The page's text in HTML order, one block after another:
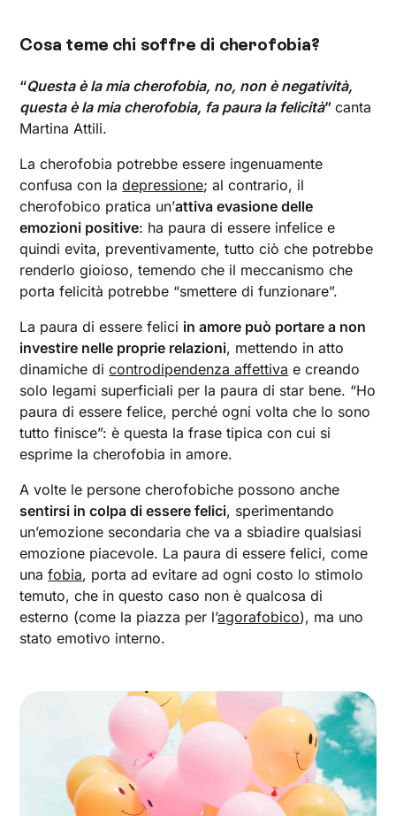
Cosa teme chi soffre di cherofobia?
“Questa è la mia cherofobia, no, non è negatività,
questa è la mia cherofobia, fa paura la felicità”canta
Martina Attili.
La cherofobia potrebbe essere ingenuamente
confusa con ladepressione; al contrario, il
cherofobico pratica un’attiva evasione delle
emozioni positive: ha paura di essere infelice e
quindi evita, preventivamente, tutto ciò che potrebbe
renderlo gioioso, temendo che il meccanismo che
porta felicità potrebbe “smettere di funzionare”.
La paura di essere felici in amore può portare a non
investire nelle proprie relazioni, mettendo in atto
dinamiche dicontrodipendenza affettiva e creando
solo legami superficiali per la paura di star bene. “Ho
paura di essere felice, perché ogni volta che lo sono
tutto finisce”: è questa la frase tipica con cui si
esprime la cherofobia in amore.
A volte le persone cherofobiche possono anche
sentirsi in colpa di essere felici, sperimentando
un’emozione secondaria che va a sbiadire qualsiasi
emozione piacevole. La paura di essere felici, come
unafobia, porta ad evitare ad ogni costo lo stimolo
temuto, che in questo caso non è qualcosa di
esterno (come la piazza per l’agorafobico), ma uno
stato emotivo interno.